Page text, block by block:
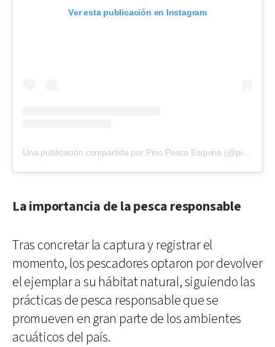
Ver esta publicación en Instagram
La importancia de la pesca responsable
Tras concretar la captura y registrar el
momento, los pescadores optaron por devolver
el ejemplar a su hábitat natural, siguiendo las
prácticas de pesca responsable que se
promueven en gran parte de los ambientes
acuáticos del país.